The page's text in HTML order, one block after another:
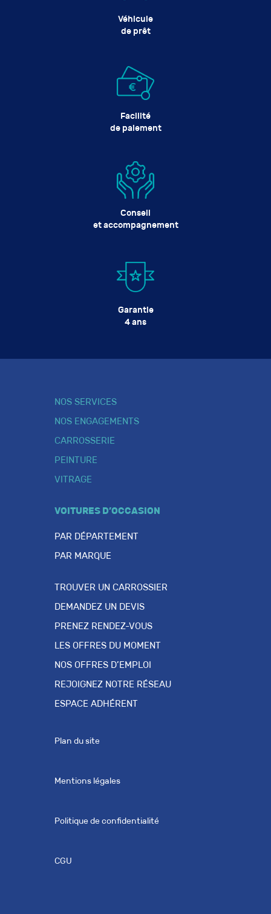
Véhicule
de prêt
Facilité
de paiement
Conseil
et accompagnement
Garantie
4 ans
NOS SERVICES
NOS ENGAGEMENTS
CARROSSERIE
PEINTURE
VITRAGE
VOITURES D’OCCASION
PAR DÉPARTEMENT
PAR MARQUE
TROUVER UN CARROSSIER
DEMANDEZ UN DEVIS
PRENEZ RENDEZ-VOUS
LES OFFRES DU MOMENT
NOS OFFRES D’EMPLOI
REJOIGNEZ NOTRE RÉSEAU
ESPACE ADHÉRENT
Plan du site
Mentions légales
Politique de confidentialité
CGU